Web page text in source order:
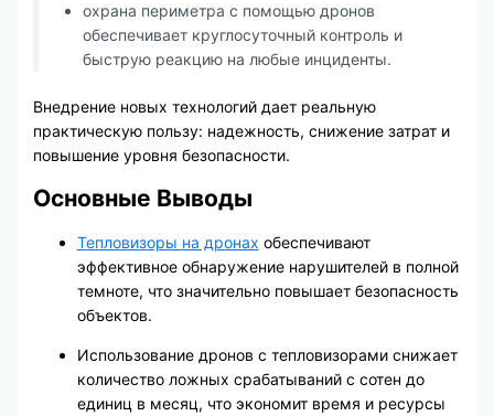
охрана периметра с помощью дронов
обеспечивает круглосуточный контроль и
быструю реакцию на любые инциденты.
Внедрение новых технологий дает реальную
практическую пользу: надежность, снижение затрат и
повышение уровня безопасности.
Основные Выводы
Тепловизоры на дронах обеспечивают
эффективное обнаружение нарушителей в полной
темноте, что значительно повышает безопасность
объектов.
Использование дронов с тепловизорами снижает
количество ложных срабатываний с сотен до
единиц в месяц, что экономит время и ресурсы